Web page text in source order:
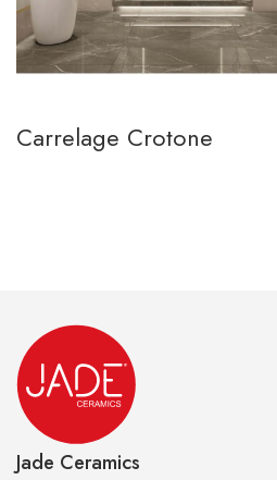
Carrelage Crotone
Jade Ceramics